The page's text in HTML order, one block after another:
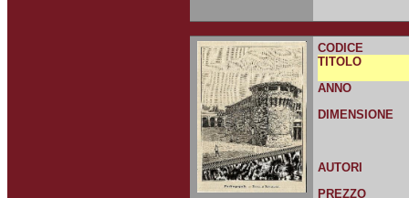
CODICE
TITOLO
ANNO
DIMENSIONE
AUTORI
PREZZO